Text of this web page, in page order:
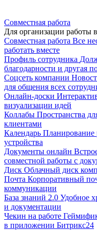
Совместная работа
Для организации работы
Совместная работа Все
работать вместе
Профиль сотрудника
благодарности и другая
Соцсеть компании
для общения всех
Онлайн-доски
визуализации идей
Коллабы Пространства
клиентами
Календарь Планирование
устройства
Документы онлайн
совместной работы с
Диск Облачный диск
Почта Корпоративный
коммуникации
База знаний 2.0 Удобное
и документации
Чекин на работе
в приложении Битрикс24